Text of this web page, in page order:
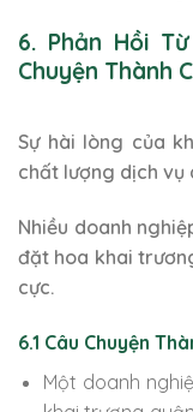
6. Phản Hồi
Chuyện Thành
Sự hài lòng của
chất lượng dịch vụ
Nhiều doanh
đặt hoa khai
cực.
6.1 Câu Chuyện
Một doanh